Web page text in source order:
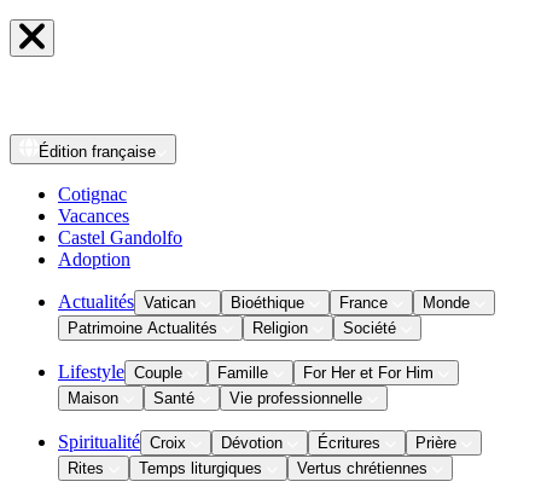
Édition française
Cotignac
Vacances
Castel Gandolfo
Adoption
Actualités Vatican Bioéthique France
Monde
Patrimoine Actualités
Religion Société
Lifestyle Couple Famille
For Her et For Him
Maison
Santé Vie professionnelle
Spiritualité Croix Dévotion Écritures
Prière
Rites
Temps liturgiques Vertus chrétiennes